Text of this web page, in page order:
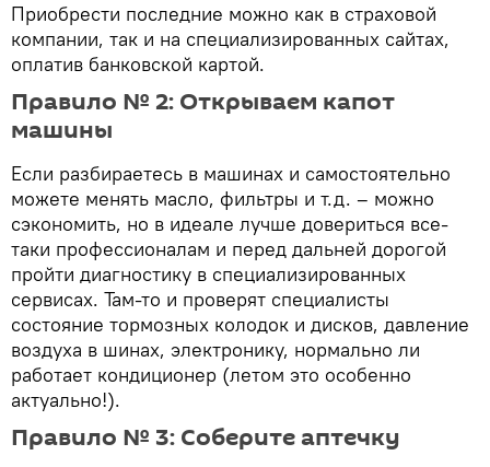
Приобрести последние можно как в страховой
компании, так и на специализированных сайтах,
оплатив банковской картой.
Правило № 2: Открываем капот
машины
Если разбираетесь в машинах и самостоятельно
можете менять масло, фильтры и т.д. – можно
сэкономить, но в идеале лучше довериться все-
таки профессионалам и перед дальней дорогой
пройти диагностику в специализированных
сервисах. Там-то и проверят специалисты
состояние тормозных колодок и дисков, давление
воздуха в шинах, электронику, нормально ли
работает кондиционер (летом это особенно
актуально!).
Правило № 3: Соберите аптечку